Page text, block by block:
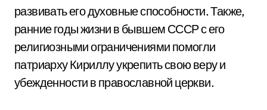
развивать его духовные способности. Также,
ранние годы жизни в бывшем СССР с его
религиозными ограничениями помогли
патриарху Кириллу укрепить свою веру и
убежденности в православной церкви.